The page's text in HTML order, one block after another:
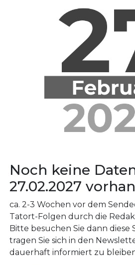
Noch keine
27.02.2027
ca. 2-3 Wochen vor dem
Tatort-Folgen durch die
Bitte besuchen Sie dann diese
tragen Sie sich in den
dauerhaft informiert zu